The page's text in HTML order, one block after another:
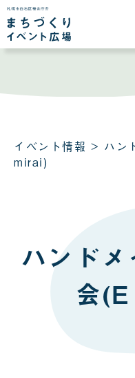
イベント情報 > ハン
mirai)
ハンド
会